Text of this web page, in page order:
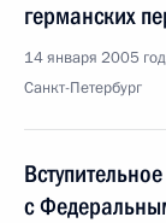
германских
14 января 2005
Санкт-Петербург
с